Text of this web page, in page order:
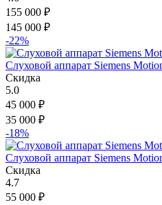
155 000 ₽
145 000 ₽
-22%
Слуховой аппарат Siemens
Скидка
5.0
45 000 ₽
35 000 ₽
-18%
Слуховой аппарат Siemens
Скидка
4.7
55 000 ₽